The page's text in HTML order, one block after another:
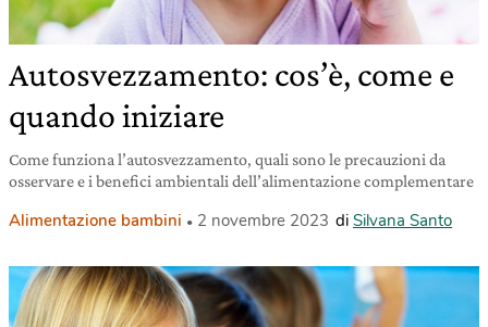
Autosvezzamento: cos’è, come e
quando iniziare
Come funziona l’autosvezzamento, quali sono le precauzioni da
osservare e i benefici ambientali dell’alimentazione complementare
Alimentazione bambini 2 novembre 2023 di Silvana Santo